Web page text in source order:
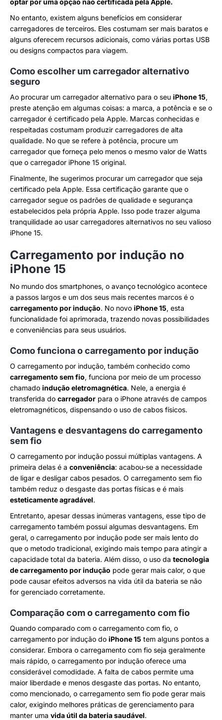
optar por uma opção não certificada pela Apple.
No entanto, existem alguns benefícios em considerar
carregadores de terceiros. Eles costumam ser mais baratos e
alguns oferecem recursos adicionais, como várias portas USB
ou designs compactos para viagem.
Como escolher um carregador alternativo
seguro
Ao procurar um carregador alternativo para o seu iPhone 15,
preste atenção em algumas coisas: a marca, a potência e se o
carregador é certificado pela Apple. Marcas conhecidas e
respeitadas costumam produzir carregadores de alta
qualidade. No que se refere à potência, procure um
carregador que forneça pelo menos o mesmo valor de Watts
que o carregador iPhone 15 original.
Finalmente, lhe sugerimos procurar um carregador que seja
certificado pela Apple. Essa certificação garante que o
carregador segue os padrões de qualidade e segurança
estabelecidos pela própria Apple. Isso pode trazer alguma
tranquilidade ao usar carregadores alternativos no seu valioso
iPhone 15.
Carregamento por indução no
iPhone 15
No mundo dos smartphones, o avanço tecnológico acontece
a passos largos e um dos seus mais recentes marcos é o
carregamento por indução. No novo iPhone 15, esta
funcionalidade foi aprimorada, trazendo novas possibilidades
e conveniências para seus usuários.
Como funciona o carregamento por indução
O carregamento por indução, também conhecido como
carregamento sem fio, funciona por meio de um processo
chamado indução eletromagnética. Nele, a energia é
transferida do carregador para o iPhone através de campos
eletromagnéticos, dispensando o uso de cabos físicos.
Vantagens e desvantagens do carregamento
sem fio
O carregamento por indução possui múltiplas vantagens. A
primeira delas é a conveniência: acabou-se a necessidade
de ligar e desligar cabos pesados. O carregamento sem fio
também reduz o desgaste das portas físicas e é mais
esteticamente agradável.
Entretanto, apesar dessas inúmeras vantagens, esse tipo de
carregamento também possui algumas desvantagens. Em
geral, o carregamento por indução pode ser mais lento do
que o metodo tradicional, exigindo mais tempo para atingir a
capacidade total da bateria. Além disso, o uso da tecnologia
de carregamento por indução pode gerar mais calor, o que
pode causar efeitos adversos na vida útil da bateria se não
for gerenciado corretamente.
Comparação com o carregamento com fio
Quando comparado com o carregamento com fio, o
carregamento por indução do iPhone 15 tem alguns pontos a
considerar. Embora o carregamento com fio seja geralmente
mais rápido, o carregamento por indução oferece uma
considerável comodidade. A falta de cabos permite uma
maior liberdade e menos desgaste das portas. No entanto,
como mencionado, o carregamento sem fio pode gerar mais
calor, exigindo melhores práticas de gerenciamento para
manter uma vida útil da bateria saudável.